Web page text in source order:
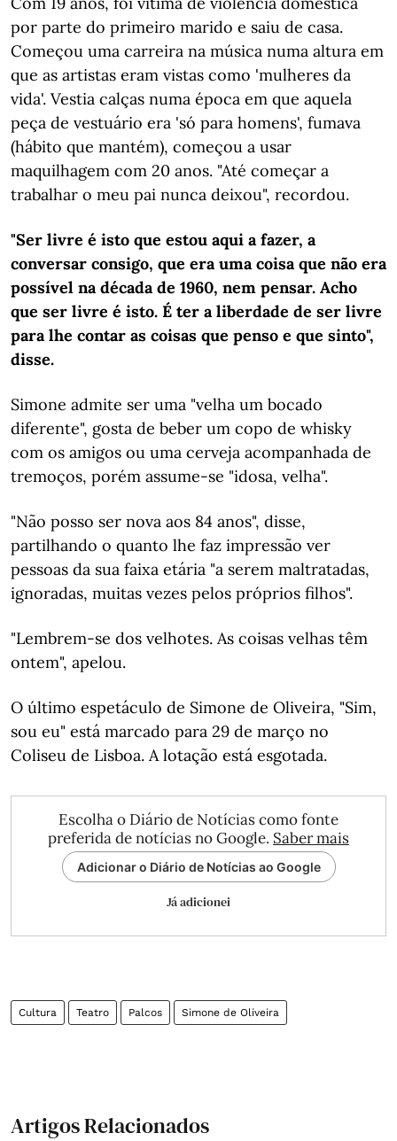
por parte do primeiro marido e saiu de casa.
Começou uma carreira na música numa altura em
que as artistas eram vistas como 'mulheres da
vida'. Vestia calças numa época em que aquela
peça de vestuário era 'só para homens', fumava
(hábito que mantém), começou a usar
maquilhagem com 20 anos. "Até começar a
trabalhar o meu pai nunca deixou", recordou.
"Ser livre é isto que estou aqui a fazer, a
conversar consigo, que era uma coisa que não era
possível na década de 1960, nem pensar. Acho
que ser livre é isto. É ter a liberdade de ser livre
para lhe contar as coisas que penso e que sinto",
disse.
Simone admite ser uma "velha um bocado
diferente", gosta de beber um copo de whisky
com os amigos ou uma cerveja acompanhada de
tremoços, porém assume-se "idosa, velha".
"Não posso ser nova aos 84 anos", disse,
partilhando o quanto lhe faz impressão ver
pessoas da sua faixa etária "a serem maltratadas,
ignoradas, muitas vezes pelos próprios filhos".
"Lembrem-se dos velhotes. As coisas velhas têm
ontem", apelou.
O último espetáculo de Simone de Oliveira, "Sim,
sou eu" está marcado para 29 de março no
Coliseu de Lisboa. A lotação está esgotada.
Escolha o Diário de Notícias como fonte
preferida de notícias no Google. Saber mais
Adicionar o Diário de Notícias ao Google
Já adicionei
Cultura Teatro Palcos Simone de Oliveira
Artigos Relacionados